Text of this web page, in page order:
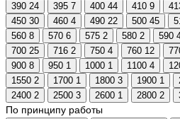
390 24 395 7 400 44 410 9
450 30 460 4 490 22 500 45
560 8 570 6 575 2 580 2 590
700 25 716 2 750 4 760 12
900 8 950 1 1000 1 1100 4
1550 2 1700 1 1800 3 1900 1
2400 2 2500 3 2600 1 2800 2
По принципу работы